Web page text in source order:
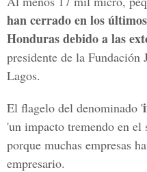
han cerrado en los
Honduras debido a las
presidente de la Fundación
Lagos.
El flagelo del denominado '
'un impacto tremendo en
porque muchas empresas
empresario.